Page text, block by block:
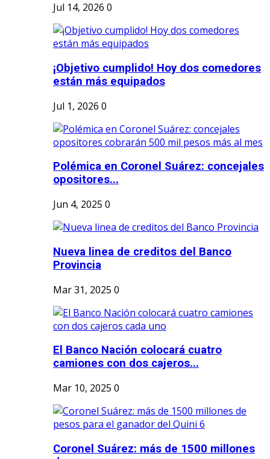
Jul 14, 2026 0
¡Objetivo cumplido! Hoy dos comedores
están más equipados
Jul 1, 2026 0
Polémica en Coronel Suárez: concejales
opositores...
Jun 4, 2025 0
Nueva linea de creditos del Banco
Provincia
Mar 31, 2025 0
El Banco Nación colocará cuatro
camiones con dos cajeros...
Mar 10, 2025 0
Coronel Suárez: más de 1500 millones